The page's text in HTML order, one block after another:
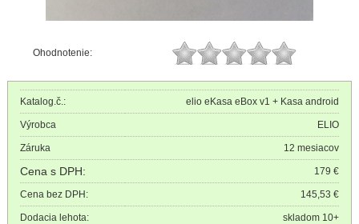
Ohodnotenie:
Katalog.č.: elio eKasa eBox v1 + Kasa android
Výrobca ELIO
Záruka 12 mesiacov
Cena s DPH: 179 €
Cena bez DPH: 145,53 €
Dodacia lehota: skladom 10+